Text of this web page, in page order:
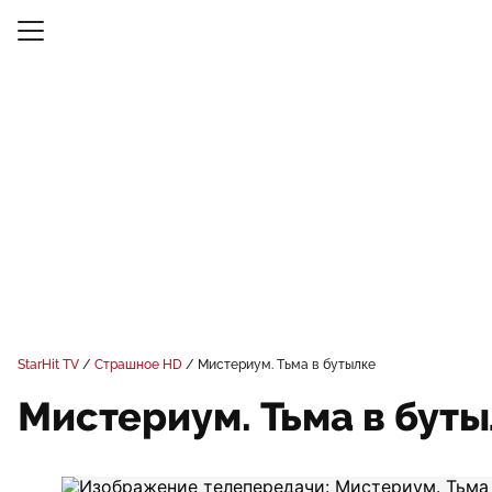
StarHit TV Страшное HD Мистериум. Тьма в бутылке
Мистериум. Тьма в